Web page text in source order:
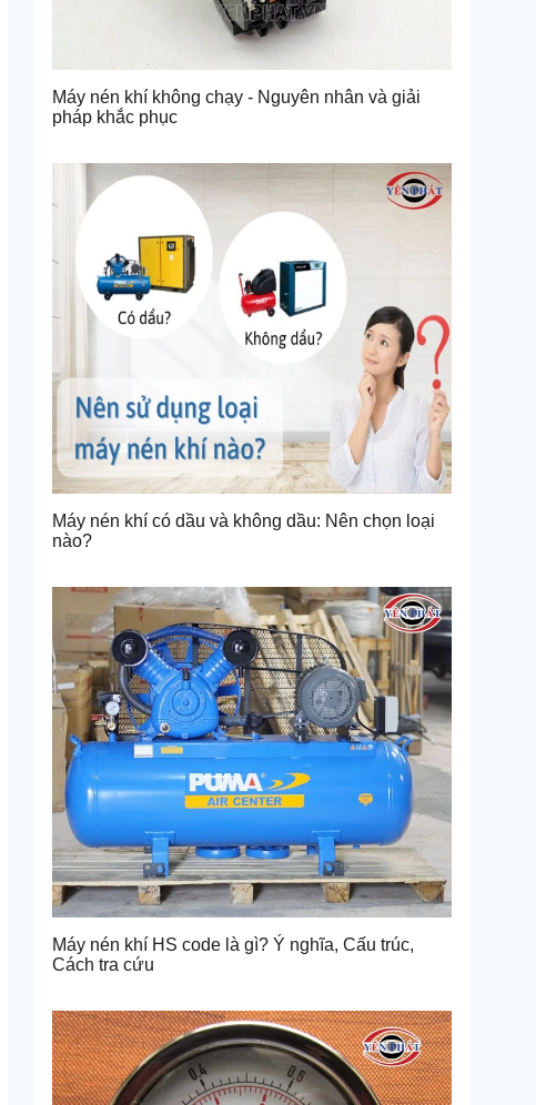
Máy nén khí không chạy - Nguyên nhân và giải
pháp khắc phục
Máy nén khí có dầu và không dầu: Nên chọn loại
nào?
Máy nén khí HS code là gì? Ý nghĩa, Cấu trúc,
Cách tra cứu